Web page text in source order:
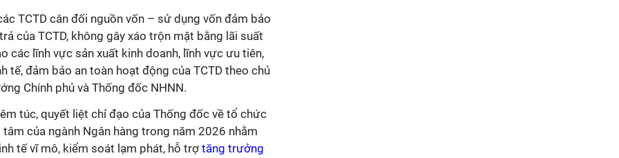
TCTD cân đối nguồn vốn – sử dụng vốn đảm bảo
của TCTD, không gây xáo trộn mặt bằng lãi suất
các lĩnh vực sản xuất kinh doanh, lĩnh vực ưu tiên,
tế, đảm bảo an toàn hoạt động của TCTD theo chủ
Chính phủ và Thống đốc NHNN.
túc, quyết liệt chỉ đạo của Thống đốc về tổ chức
của ngành Ngân hàng trong năm 2026 nhằm
tế vĩ mô, kiểm soát lạm phát, hỗ trợ tăng trưởng